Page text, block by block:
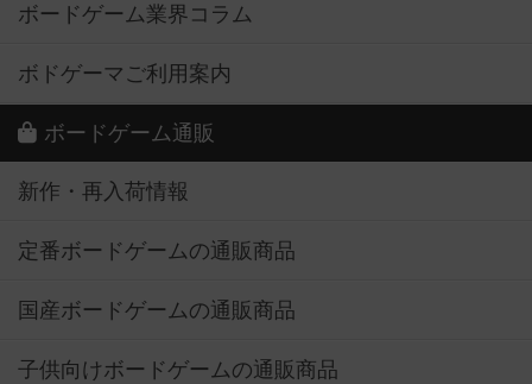
ボードゲーム業界コラム
ボドゲーマご利用案内
ボードゲーム通販
新作・再入荷情報
定番ボードゲームの通販商品
国産ボードゲームの通販商品
子供向けボードゲームの通販商品